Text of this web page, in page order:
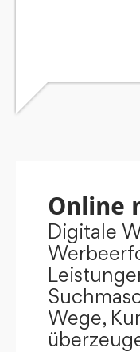
Online
Digitale
Wege,